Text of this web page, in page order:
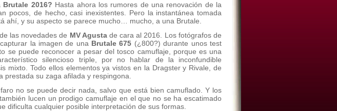
Brutale 2016? Hasta ahora los rumores de una renovación de la
pocos, de hecho, casi inexistentes. Pero la instantánea tomada
ahí, y su aspecto se parece mucho… mucho, a una Brutale.
las novedades de MV Agustade cara al 2016. Los fotógrafos de
la imagen de una Brutale 675 (¿800?) durante unos test
se puede reconocer a pesar del tosco camuflaje, porque es una
silencioso triple, por no hablar de la inconfundible
mixto. Todo ellos elementos ya vistos en la Dragster y Rivale, de
prestada su zaga afilada y respingona.
no se puede decir nada, salvo que está bien camuflado. Y los
lucen un prodigo camuflaje en el que no se ha escatimado
dificulta cualquier posible interpretación de sus formas.